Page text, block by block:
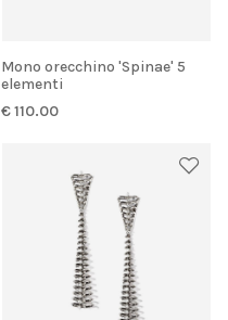
Mono orecchino 'Spinae' 5
elementi
€ 110.00